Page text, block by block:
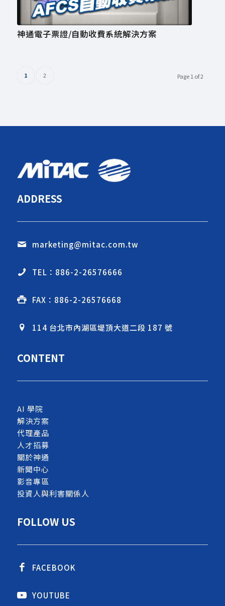
神通電子票證/自動收費系統解決方案
Page 1 of 2
1 2
ADDRESS
marketing@mitac.com.tw
TEL：886-2-26576666
FAX：886-2-26576668
114 台北市內湖區堤頂大道二段 187 號
CONTENT
AI 學院
解決方案
代理產品
人才招募
關於神通
新聞中心
影音專區
投資人與利害關係人
FOLLOW US
FACEBOOK
YOUTUBE